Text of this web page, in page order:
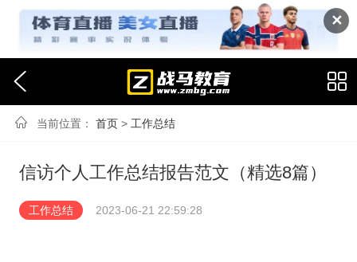
✕
当前位置：首页 >工作总结
信访个人工作总结报告范文（精选8篇）
工作总结 2023-06-21 22:59:28